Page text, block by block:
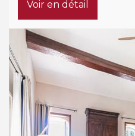
Voir en détail